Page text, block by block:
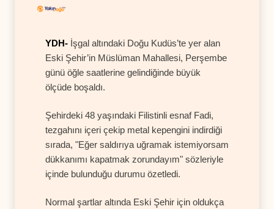
YDH- İşgal altındaki Doğu Kudüs’te yer alan
Eski Şehir’in Müslüman Mahallesi, Perşembe
günü öğle saatlerine gelindiğinde büyük
ölçüde boşaldı.
Şehirdeki 48 yaşındaki Filistinli esnaf Fadi,
tezgahını içeri çekip metal kepengini indirdiği
sırada, "Eğer saldırıya uğramak istemiyorsam
dükkanımı kapatmak zorundayım" sözleriyle
içinde bulunduğu durumu özetledi.
Normal şartlar altında Eski Şehir için oldukça